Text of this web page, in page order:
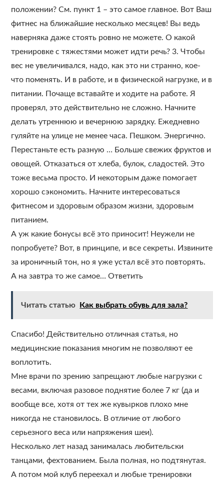
положении? См. пункт 1 – это самое главное. Вот Ваш
фитнес на ближайшие несколько месяцев! Вы ведь
наверняка даже стоять ровно не можете. О какой
тренировке с тяжестями может идти речь? 3. Чтобы
вес не увеличивался, надо, как это ни странно, кое-
что поменять. И в работе, и в физической нагрузке, и в
питании. Почаще вставайте и ходите на работе. Я
проверял, это действительно не сложно. Начните
делать утреннюю и вечернюю зарядку. Ежедневно
гуляйте на улице не менее часа. Пешком. Энергично.
Перестаньте есть разную … Больше свежих фруктов и
овощей. Отказаться от хлеба, булок, сладостей. Это
тоже весьма просто. И некоторым даже помогает
хорошо сэкономить. Начните интересоваться
фитнесом и здоровым образом жизни, здоровым
питанием.
А уж какие бонусы всё это приносит! Неужели не
попробуете? Вот, в принципе, и все секреты. Извините
за ироничный тон, но я уже устал всё это повторять.
А на завтра то же самое… Ответить
Читать статью Как выбрать обувь для зала?
Спасибо! Действительно отличная статья, но
медицинские показания многим не позволяют ее
воплотить.
Мне врачи по зрению запрещают любые нагрузки с
весами, включая разовое поднятие более 7 кг (да и
вообще все, хотя от тех же кувырков плохо мне
никогда не становилось. В отличие от любого
серьезного веса или напряжения шеи).
Несколько лет назад занималась любительски
танцами, фехтованием. Была полная, но подтянутая.
А потом мой клуб переехал и любые тренировки